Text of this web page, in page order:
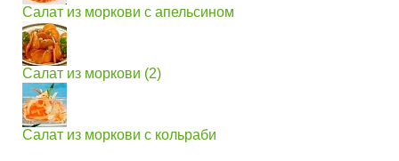
Салат из моркови с апельсином
Салат из моркови (2)
Салат из моркови с кольраби